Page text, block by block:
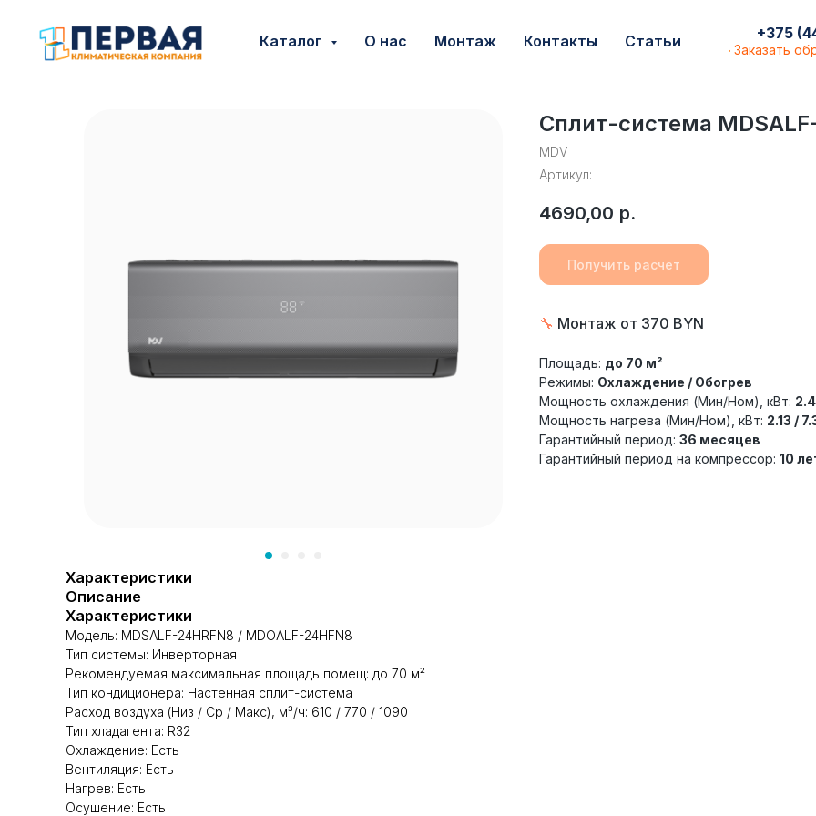
Каталог Монтаж Контакты +375 (44) 599
Заказать
Статьи
О нас
Каталог О нас Монтаж Контакты Статьи +375
· Заказать
Сплит-система
MDV
Артикул:
4690,00 р.
Получить расчет
🔧 Монтаж от 370 BYN
Площадь: до 70 м²
Режимы: Охлаждение / Обогрев
Мощность охлаждения (Мин/Ном), кВт:
Мощность нагрева (Мин/Ном), кВт: 2.13 /
Гарантийный период: 36 месяцев
Гарантийный период на компрессор: 10
Характеристики
Описание
Характеристики
Модель: MDSALF-24HRFN8 / MDOALF-24HFN8
Тип системы: Инверторная
Рекомендуемая максимальная площадь помещ: до 70 м²
Тип кондиционера: Настенная cплит-система
Расход воздуха (Низ / Ср / Макс), м³/ч: 610 / 770 / 1090
Тип хладагента: R32
Охлаждение: Есть
Вентиляция: Есть
Нагрев: Есть
Осушение: Есть